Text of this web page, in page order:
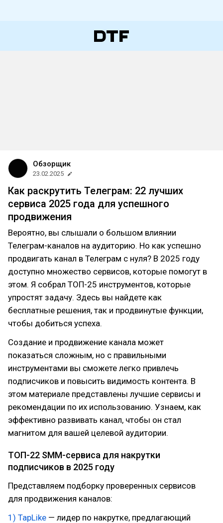
Обзорщик
23.02.2025
Как раскрутить Телеграм: 22 лучших
сервиса 2025 года для успешного
продвижения
Вероятно, вы слышали о большом влиянии
Телеграм-каналов на аудиторию. Но как успешно
продвигать канал в Телеграм с нуля? В 2025 году
доступно множество сервисов, которые помогут в
этом. Я собрал ТОП-25 инструментов, которые
упростят задачу. Здесь вы найдете как
бесплатные решения, так и продвинутые функции,
чтобы добиться успеха.
Создание и продвижение канала может
показаться сложным, но с правильными
инструментами вы сможете легко привлечь
подписчиков и повысить видимость контента. В
этом материале представлены лучшие сервисы и
рекомендации по их использованию. Узнаем, как
эффективно развивать канал, чтобы он стал
магнитом для вашей целевой аудитории.
ТОП-22 SMM-сервиса для накрутки
подписчиков в 2025 году
Представляем подборку проверенных сервисов
для продвижения каналов:
1) TapLike — лидер по накрутке, предлагающий